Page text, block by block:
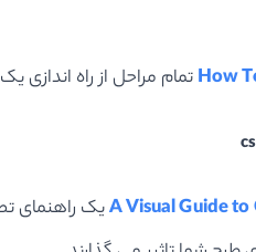
Howتمام مراحل از راه
A Visual Guideیک راهنمای